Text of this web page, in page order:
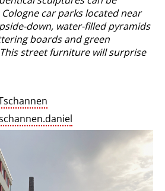
car parks located near
down, water-filled pyramids
boards and green
street furniture will surprise